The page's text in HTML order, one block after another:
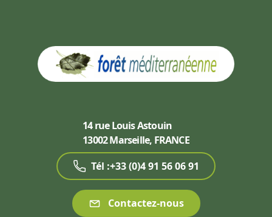
14 rue Louis Astouin
13002 Marseille, FRANCE
Tél :+33 (0)4 91 56 06 91
Contactez-nous